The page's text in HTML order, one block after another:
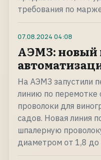
требования по
07.08.2024 04:08
АЭМЗ: новый
На АЭМЗ запустили
линию по перемотке
проволоки для
садов. Новая линия
шпалерную
диаметром от 1,8